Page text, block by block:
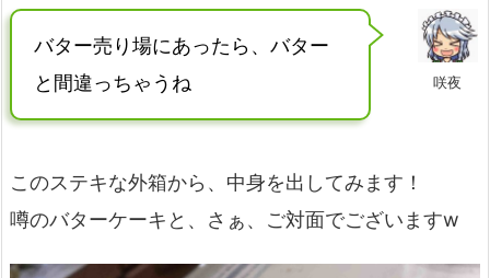
咲夜
バター売り場にあったら、バター
と間違っちゃうね
このステキな外箱から、中身を出してみます！
噂のバターケーキと、さぁ、ご対面でございますw